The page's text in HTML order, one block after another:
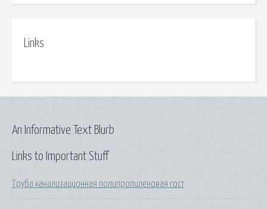
Links
Links to Important Stuff
Труба канализационная полипропиленовая гост
An Informative Text Blurb